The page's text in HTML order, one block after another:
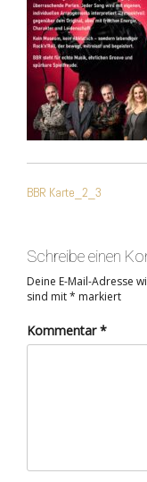
BBR Karte_2_3
Schreibe einen
Deine E-Mail-Adresse
sind mit* markiert
Kommentar*